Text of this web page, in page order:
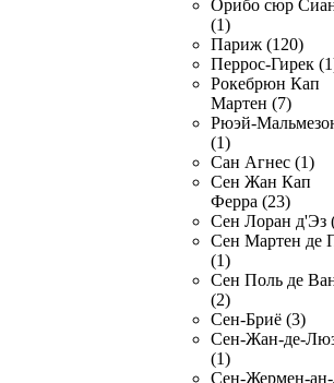
Орибо сюр
(1)
Париж (120)
Перрос-Гирек
Рокебрюн Кап
Мартен (7)
Рюэй-
(1)
Сан Агнес (1)
Сен Жан Кап
Ферра (23)
Сен Лоран д'Эз
Сен Мартен де
(1)
Сен Поль де
(2)
Сен-Бриё (3)
Сен-Жан-де-
(1)
Сен-Жермен-